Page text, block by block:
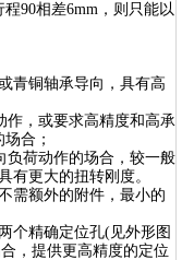
90相差6mm，则只能以
青铜轴承导向，具有高
，或要求高精度和高承
合；
荷动作的场合，较一般
有更大的扭转刚度。
需额外的附件，最小的
个精确定位孔(见外形图
，提供更高精度的定位